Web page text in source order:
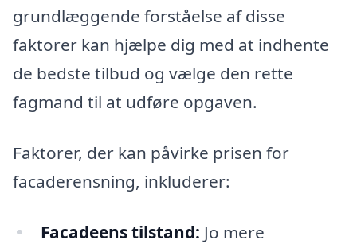
grundlæggende forståelse af disse
faktorer kan hjælpe dig med at indhente
de bedste tilbud og vælge den rette
fagmand til at udføre opgaven.
Faktorer, der kan påvirke prisen for
facaderensning, inkluderer:
Facadeens tilstand: Jo mere